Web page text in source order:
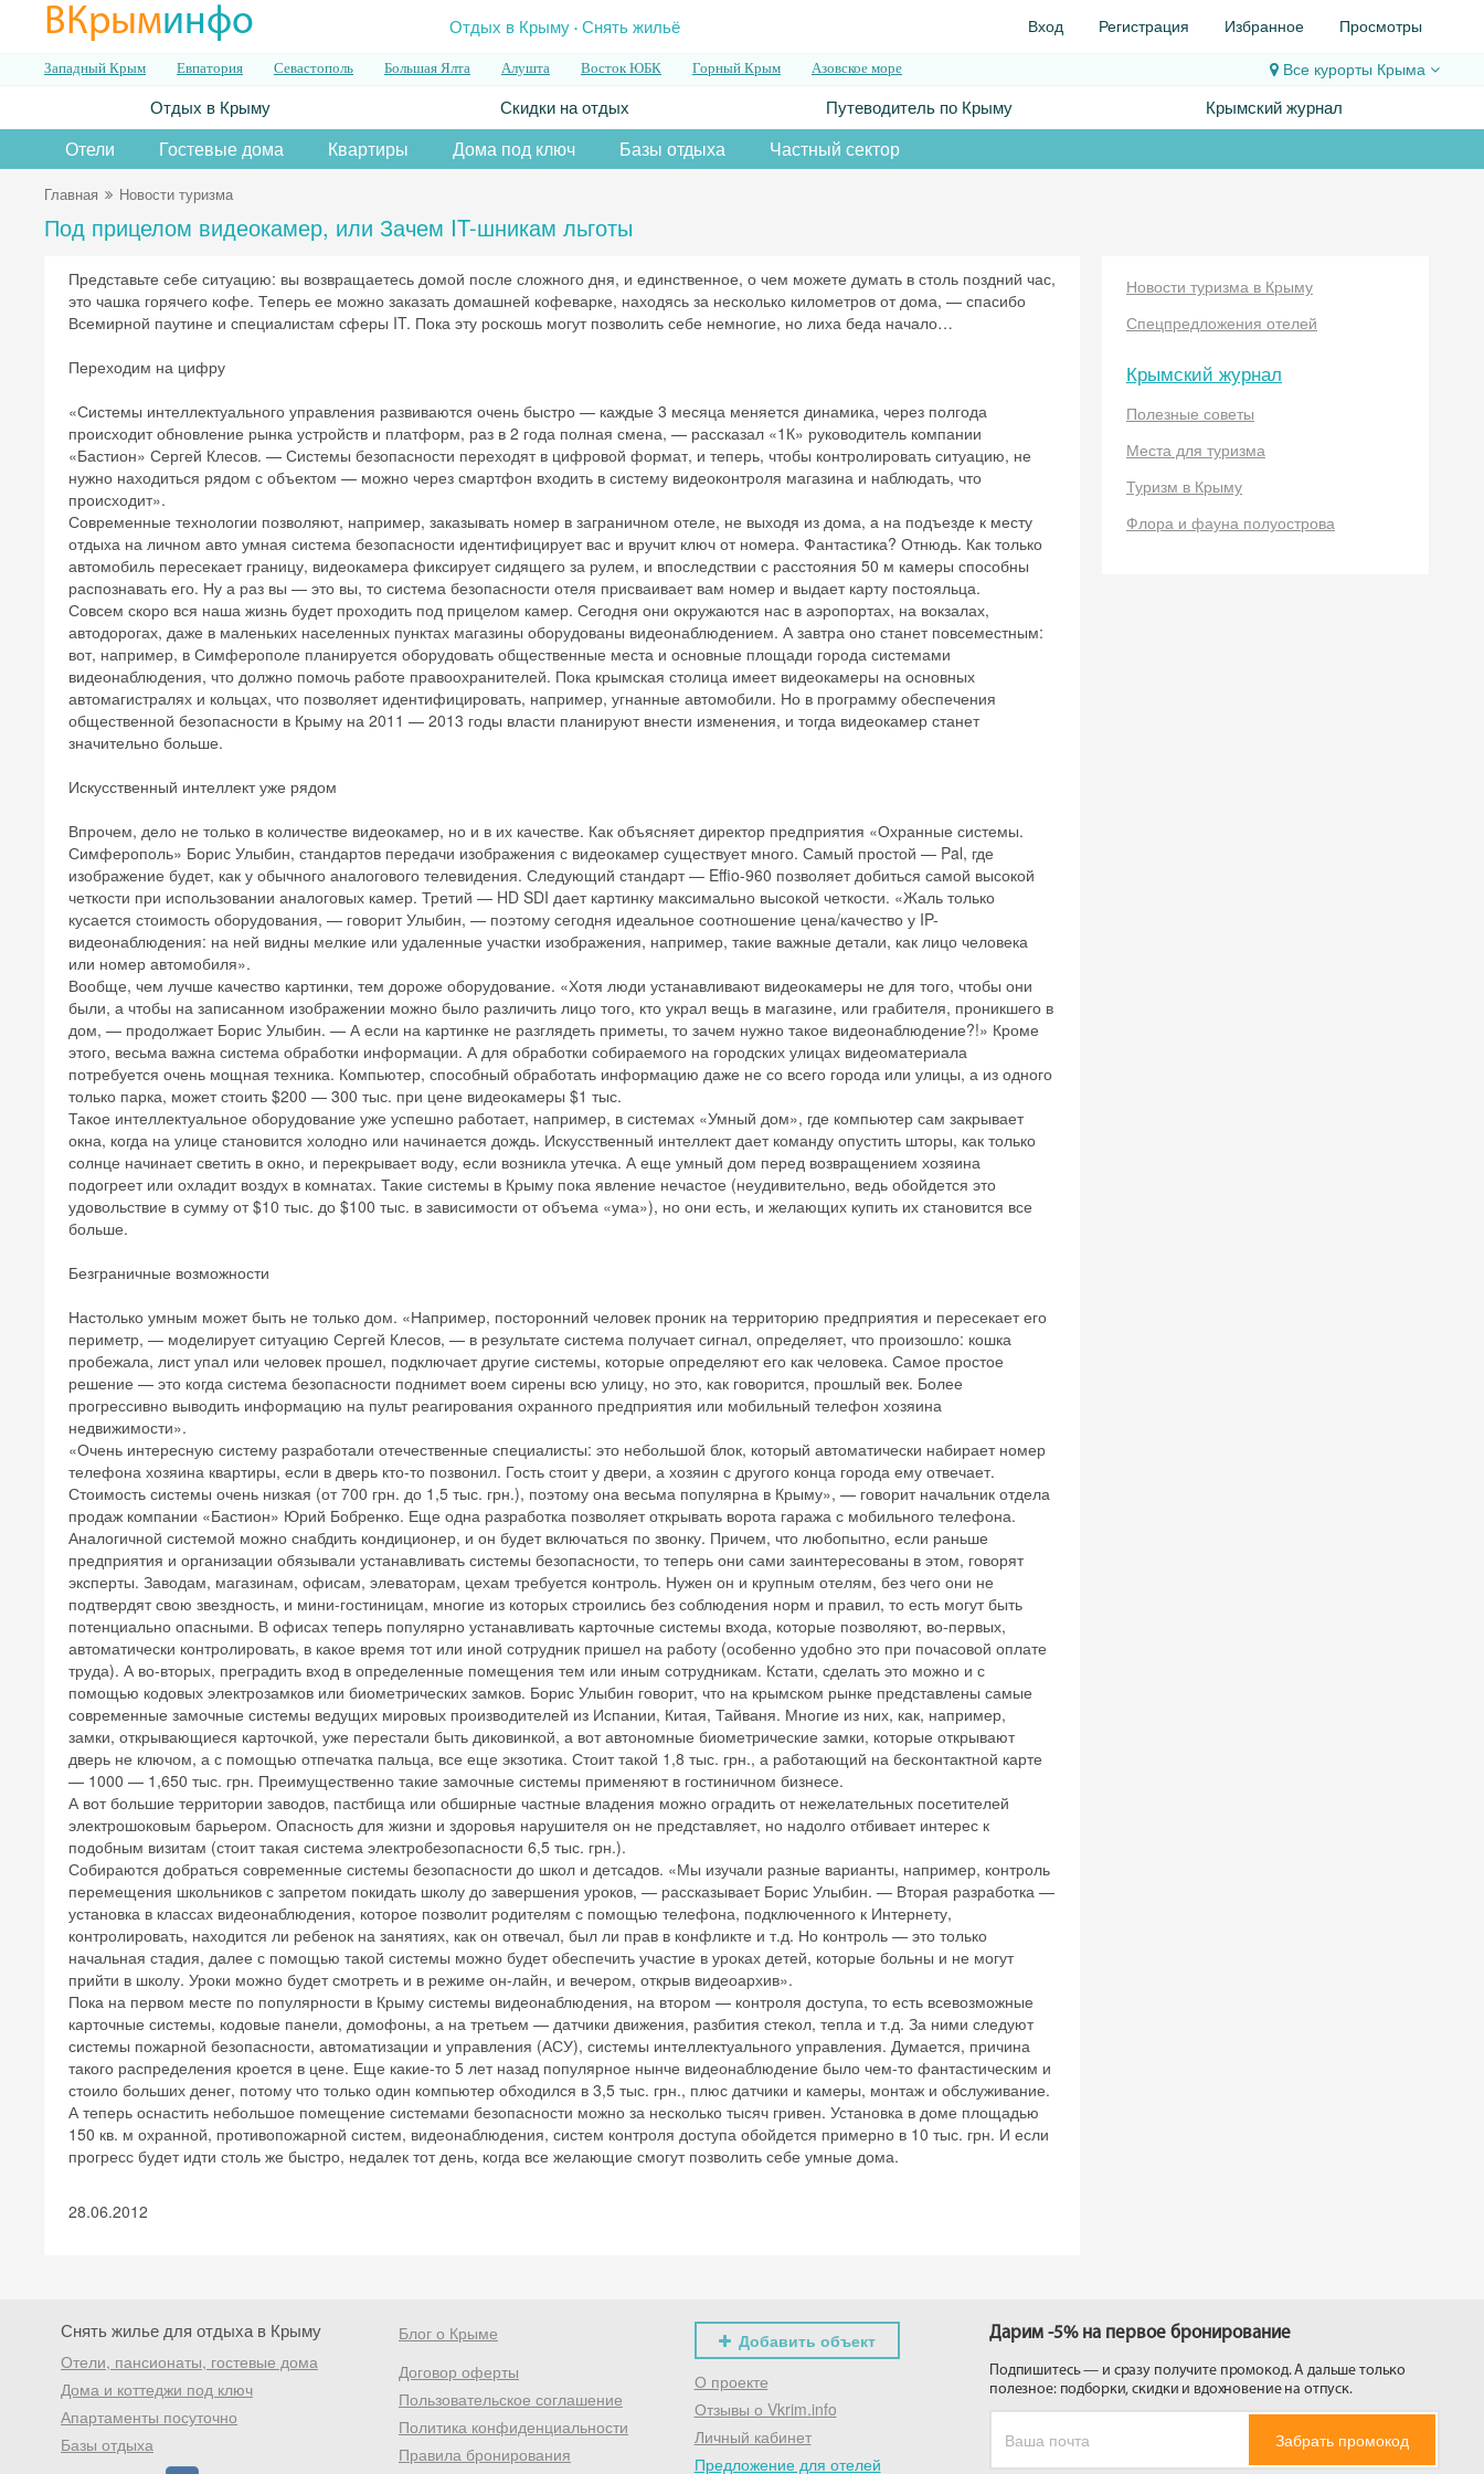
ВКрыминфо Отдых в Крыму.Снять жильё Вход Регистрация Избранное Просмотры
Западный Крым Евпатория Севастополь Большая Ялта Алушта Восток ЮБК Горный Крым Азовское море Все курорты Крыма
Отдых в Крыму Скидки на отдых Путеводитель по Крыму Крымский журнал
Отели Гостевые дома Квартиры Дома под ключ Базы отдыха Частный сектор
Главная Новости туризма
Под прицелом видеокамер, или Зачем IT-шникам льготы
Представьте себе ситуацию: вы возвращаетесь домой после сложного дня, и единственное, о чем можете думать в столь поздний час,
это чашка горячего кофе. Теперь ее можно заказать домашней кофеварке, находясь за несколько километров от дома, — спасибо
Всемирной паутине и специалистам сферы IT. Пока эту роскошь могут позволить себе немногие, но лиха беда начало…
Переходим на цифру
«Системы интеллектуального управления развиваются очень быстро — каждые 3 месяца меняется динамика, через полгода
происходит обновление рынка устройств и платформ, раз в 2 года полная смена, — рассказал «1К» руководитель компании
«Бастион» Сергей Клесов. — Системы безопасности переходят в цифровой формат, и теперь, чтобы контролировать ситуацию, не
нужно находиться рядом с объектом — можно через смартфон входить в систему видеоконтроля магазина и наблюдать, что
происходит».
Современные технологии позволяют, например, заказывать номер в заграничном отеле, не выходя из дома, а на подъезде к месту
отдыха на личном авто умная система безопасности идентифицирует вас и вручит ключ от номера. Фантастика? Отнюдь. Как только
автомобиль пересекает границу, видеокамера фиксирует сидящего за рулем, и впоследствии с расстояния 50 м камеры способны
распознавать его. Ну а раз вы — это вы, то система безопасности отеля присваивает вам номер и выдает карту постояльца.
Совсем скоро вся наша жизнь будет проходить под прицелом камер. Сегодня они окружаются нас в аэропортах, на вокзалах,
автодорогах, даже в маленьких населенных пунктах магазины оборудованы видеонаблюдением. А завтра оно станет повсеместным:
вот, например, в Симферополе планируется оборудовать общественные места и основные площади города системами
видеонаблюдения, что должно помочь работе правоохранителей. Пока крымская столица имеет видеокамеры на основных
автомагистралях и кольцах, что позволяет идентифицировать, например, угнанные автомобили. Но в программу обеспечения
общественной безопасности в Крыму на 2011 — 2013 годы власти планируют внести изменения, и тогда видеокамер станет
значительно больше.
Искусственный интеллект уже рядом
Впрочем, дело не только в количестве видеокамер, но и в их качестве. Как объясняет директор предприятия «Охранные системы.
Симферополь» Борис Улыбин, стандартов передачи изображения с видеокамер существует много. Самый простой — Pal, где
изображение будет, как у обычного аналогового телевидения. Следующий стандарт — Effio-960 позволяет добиться самой высокой
четкости при использовании аналоговых камер. Третий — HD SDI дает картинку максимально высокой четкости. «Жаль только
кусается стоимость оборудования, — говорит Улыбин, — поэтому сегодня идеальное соотношение цена/качество у IP-
видеонаблюдения: на ней видны мелкие или удаленные участки изображения, например, такие важные детали, как лицо человека
или номер автомобиля».
Вообще, чем лучше качество картинки, тем дороже оборудование. «Хотя люди устанавливают видеокамеры не для того, чтобы они
были, а чтобы на записанном изображении можно было различить лицо того, кто украл вещь в магазине, или грабителя, проникшего в
дом, — продолжает Борис Улыбин. — А если на картинке не разглядеть приметы, то зачем нужно такое видеонаблюдение?!» Кроме
этого, весьма важна система обработки информации. А для обработки собираемого на городских улицах видеоматериала
потребуется очень мощная техника. Компьютер, способный обработать информацию даже не со всего города или улицы, а из одного
только парка, может стоить $200 — 300 тыс. при цене видеокамеры $1 тыс.
Такое интеллектуальное оборудование уже успешно работает, например, в системах «Умный дом», где компьютер сам закрывает
окна, когда на улице становится холодно или начинается дождь. Искусственный интеллект дает команду опустить шторы, как только
солнце начинает светить в окно, и перекрывает воду, если возникла утечка. А еще умный дом перед возвращением хозяина
подогреет или охладит воздух в комнатах. Такие системы в Крыму пока явление нечастое (неудивительно, ведь обойдется это
удовольствие в сумму от $10 тыс. до $100 тыс. в зависимости от объема «ума»), но они есть, и желающих купить их становится все
больше.
Безграничные возможности
Настолько умным может быть не только дом. «Например, посторонний человек проник на территорию предприятия и пересекает его
периметр, — моделирует ситуацию Сергей Клесов, — в результате система получает сигнал, определяет, что произошло: кошка
пробежала, лист упал или человек прошел, подключает другие системы, которые определяют его как человека. Самое простое
решение — это когда система безопасности поднимет воем сирены всю улицу, но это, как говорится, прошлый век. Более
прогрессивно выводить информацию на пульт реагирования охранного предприятия или мобильный телефон хозяина
недвижимости».
«Очень интересную систему разработали отечественные специалисты: это небольшой блок, который автоматически набирает номер
телефона хозяина квартиры, если в дверь кто-то позвонил. Гость стоит у двери, а хозяин с другого конца города ему отвечает.
Стоимость системы очень низкая (от 700 грн. до 1,5 тыс. грн.), поэтому она весьма популярна в Крыму», — говорит начальник отдела
продаж компании «Бастион» Юрий Бобренко. Еще одна разработка позволяет открывать ворота гаража с мобильного телефона.
Аналогичной системой можно снабдить кондиционер, и он будет включаться по звонку. Причем, что любопытно, если раньше
предприятия и организации обязывали устанавливать системы безопасности, то теперь они сами заинтересованы в этом, говорят
эксперты. Заводам, магазинам, офисам, элеваторам, цехам требуется контроль. Нужен он и крупным отелям, без чего они не
подтвердят свою звездность, и мини-гостиницам, многие из которых строились без соблюдения норм и правил, то есть могут быть
потенциально опасными. В офисах теперь популярно устанавливать карточные системы входа, которые позволяют, во-первых,
автоматически контролировать, в какое время тот или иной сотрудник пришел на работу (особенно удобно это при почасовой оплате
труда). А во-вторых, преградить вход в определенные помещения тем или иным сотрудникам. Кстати, сделать это можно и с
помощью кодовых электрозамков или биометрических замков. Борис Улыбин говорит, что на крымском рынке представлены самые
современные замочные системы ведущих мировых производителей из Испании, Китая, Тайваня. Многие из них, как, например,
замки, открывающиеся карточкой, уже перестали быть диковинкой, а вот автономные биометрические замки, которые открывают
дверь не ключом, а с помощью отпечатка пальца, все еще экзотика. Стоит такой 1,8 тыс. грн., а работающий на бесконтактной карте
— 1000 — 1,650 тыс. грн. Преимущественно такие замочные системы применяют в гостиничном бизнесе.
А вот большие территории заводов, пастбища или обширные частные владения можно оградить от нежелательных посетителей
электрошоковым барьером. Опасность для жизни и здоровья нарушителя он не представляет, но надолго отбивает интерес к
подобным визитам (стоит такая система электробезопасности 6,5 тыс. грн.).
Собираются добраться современные системы безопасности до школ и детсадов. «Мы изучали разные варианты, например, контроль
перемещения школьников с запретом покидать школу до завершения уроков, — рассказывает Борис Улыбин. — Вторая разработка —
установка в классах видеонаблюдения, которое позволит родителям с помощью телефона, подключенного к Интернету,
контролировать, находится ли ребенок на занятиях, как он отвечал, был ли прав в конфликте и т.д. Но контроль — это только
начальная стадия, далее с помощью такой системы можно будет обеспечить участие в уроках детей, которые больны и не могут
прийти в школу. Уроки можно будет смотреть и в режиме он-лайн, и вечером, открыв видеоархив».
Пока на первом месте по популярности в Крыму системы видеонаблюдения, на втором — контроля доступа, то есть всевозможные
карточные системы, кодовые панели, домофоны, а на третьем — датчики движения, разбития стекол, тепла и т.д. За ними следуют
системы пожарной безопасности, автоматизации и управления (АСУ), системы интеллектуального управления. Думается, причина
такого распределения кроется в цене. Еще какие-то 5 лет назад популярное нынче видеонаблюдение было чем-то фантастическим и
стоило больших денег, потому что только один компьютер обходился в 3,5 тыс. грн., плюс датчики и камеры, монтаж и обслуживание.
А теперь оснастить небольшое помещение системами безопасности можно за несколько тысяч гривен. Установка в доме площадью
150 кв. м охранной, противопожарной систем, видеонаблюдения, систем контроля доступа обойдется примерно в 10 тыс. грн. И если
прогресс будет идти столь же быстро, недалек тот день, когда все желающие смогут позволить себе умные дома.
28.06.2012
Новости туризма в Крыму
Спецпредложения отелей
Крымский журнал
Полезные советы
Места для туризма
Туризм в Крыму
Флора и фауна полуострова
Снять жилье для отдыха в Крыму
Отели, пансионаты, гостевые дома
Дома и коттеджи под ключ
Апартаменты посуточно
Базы отдыха
Блог о Крыме
Договор оферты
Пользовательское соглашение
Политика конфиденциальности
Правила бронирования
Добавить объект
О проекте
Отзывы о Vkrim.info
Личный кабинет
Предложение для отелей
Дарим -5% на первое бронирование
Подпишитесь — и сразу получите промокод. А дальше только
полезное: подборки, скидки и вдохновение на отпуск.
Забрать промокод
Получить промокод